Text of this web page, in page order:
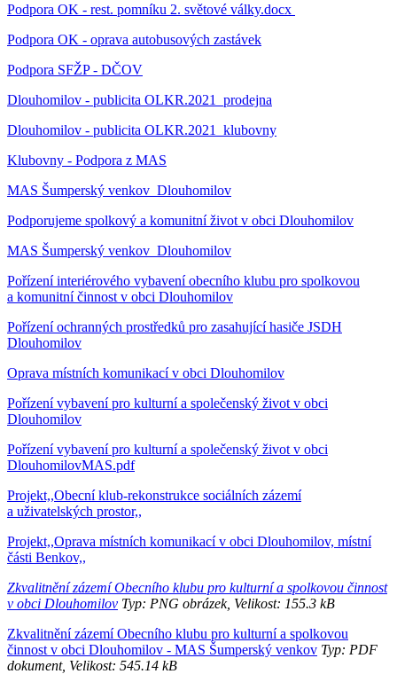
Podpora OK - rest. pomníku 2. světové války.docx
Podpora OK - oprava autobusových zastávek
Podpora SFŽP - DČOV
Dlouhomilov - publicita OLKR.2021_prodejna
Dlouhomilov - publicita OLKR.2021_klubovny
Klubovny - Podpora z MAS
MAS Šumperský venkov_Dlouhomilov
Podporujeme spolkový a komunitní život v obci Dlouhomilov
MAS Šumperský venkov_Dlouhomilov
Pořízení interiérového vybavení obecního klubu pro spolkovou
a komunitní činnost v obci Dlouhomilov
Pořízení ochranných prostředků pro zasahující hasiče JSDH
Dlouhomilov
Oprava místních komunikací v obci Dlouhomilov
Pořízení vybavení pro kulturní a společenský život v obci
Dlouhomilov
Pořízení vybavení pro kulturní a společenský život v obci
DlouhomilovMAS.pdf
Projekt,,Obecní klub-rekonstrukce sociálních zázemí
a uživatelských prostor,,
Projekt,,Oprava místních komunikací v obci Dlouhomilov, místní
části Benkov,,
Zkvalitnění zázemí Obecního klubu pro kulturní a spolkovou činnost
v obci Dlouhomilov Typ: PNG obrázek, Velikost: 155.3 kB
Zkvalitnění zázemí Obecního klubu pro kulturní a spolkovou
činnost v obci Dlouhomilov - MAS Šumperský venkov Typ: PDF
dokument, Velikost: 545.14 kB